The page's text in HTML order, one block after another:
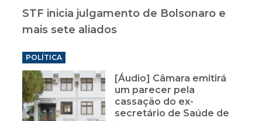
STF inicia julgamento de Bolsonaro e
mais sete aliados
POLÍTICA
[Áudio] Câmara emitirá
um parecer pela
cassação do ex-
secretário de Saúde de